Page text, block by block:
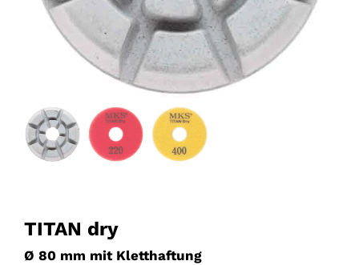
TITAN dry
Ø 80 mm mit Kletthaftung